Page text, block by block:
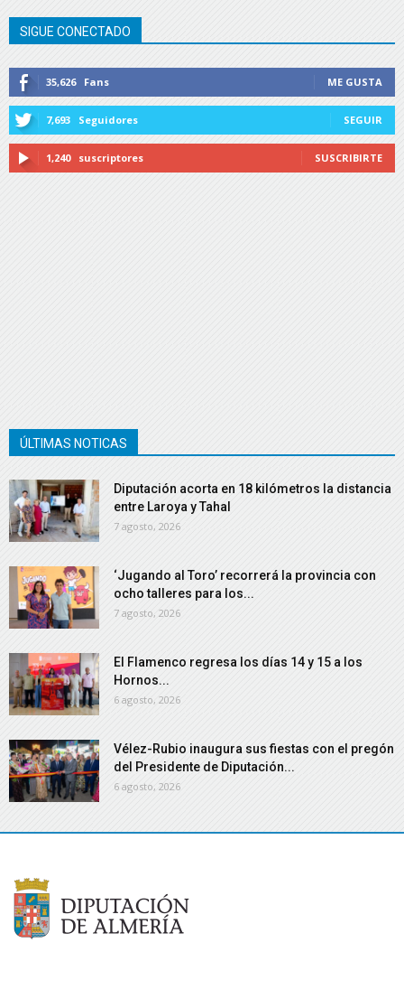
SIGUE CONECTADO
35,626 Fans ME GUSTA
7,693 Seguidores SEGUIR
1,240 suscriptores SUSCRIBIRTE
ÚLTIMAS NOTICAS
Diputación acorta en 18 kilómetros la distancia
entre Laroya y Tahal
7 agosto, 2026
‘Jugando al Toro’ recorrerá la provincia con
ocho talleres para los...
7 agosto, 2026
El Flamenco regresa los días 14 y 15 a los
Hornos...
6 agosto, 2026
Vélez-Rubio inaugura sus fiestas con el pregón
del Presidente de Diputación...
6 agosto, 2026